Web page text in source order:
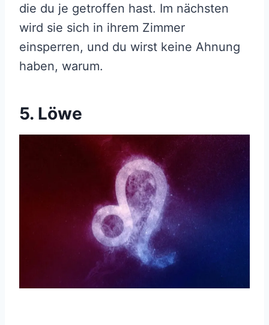
die du je getroffen hast. Im nächsten
wird sie sich in ihrem Zimmer
einsperren, und du wirst keine Ahnung
haben, warum.
5. Löwe